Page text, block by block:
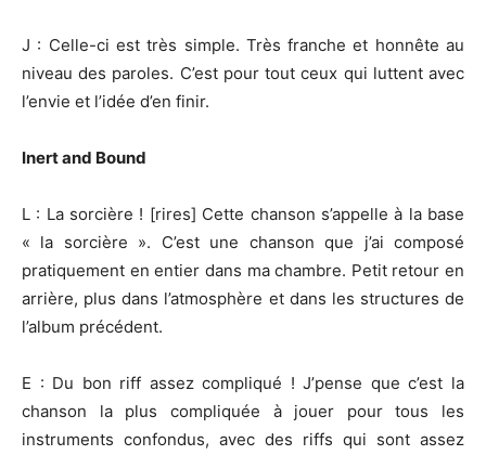
J : Celle-ci est très simple. Très franche et honnête au
niveau des paroles. C’est pour tout ceux qui luttent avec
l’envie et l’idée d’en finir.
Inert and Bound
L : La sorcière ! [rires] Cette chanson s’appelle à la base
« la sorcière ». C’est une chanson que j’ai composé
pratiquement en entier dans ma chambre. Petit retour en
arrière, plus dans l’atmosphère et dans les structures de
l’album précédent.
E : Du bon riff assez compliqué ! J’pense que c’est la
chanson la plus compliquée à jouer pour tous les
instruments confondus, avec des riffs qui sont assez